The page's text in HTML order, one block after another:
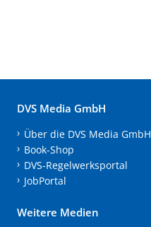
DVS Media GmbH
Über die DVS Media GmbH
Book-Shop
DVS-Regelwerksportal
JobPortal
Weitere Medien